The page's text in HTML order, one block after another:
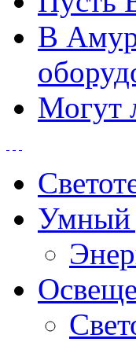
В
Могут
Умный